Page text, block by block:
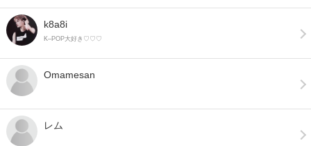
k8a8i
K–POP大好き♡♡♡
Omamesan
レム